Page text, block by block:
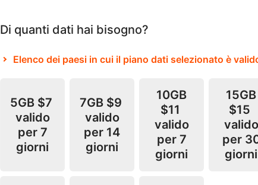
Di quanti dati hai bisogno?
Elenco dei paesi in cui il piano dati selezionato è
5GB $7
valido
per 7
giorni
7GB $9
valido
per 14
giorni
10GB
$11
valido
per 7
giorni
15GB
$15
valido
per
giorni